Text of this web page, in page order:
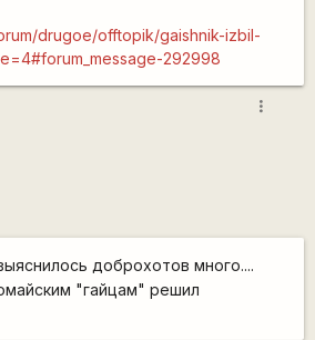
drugoe/offtopik/gaishnik-izbil-
292998
more_vert
доброхотов много....
"гайцам" решил